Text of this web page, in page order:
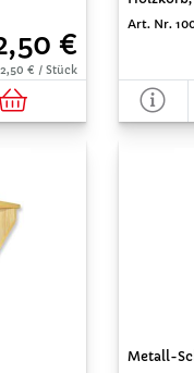
€
2,50 € / Stück
Art. Nr.
Metall-